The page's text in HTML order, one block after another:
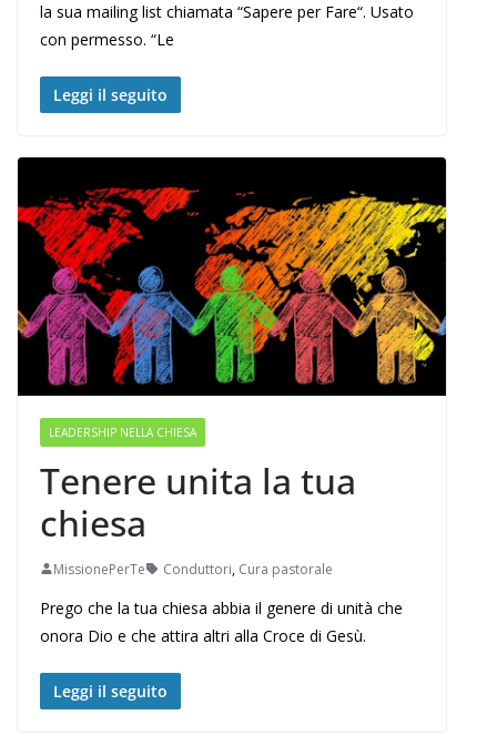
la sua mailing list chiamata “Sapere per Fare“. Usato
con permesso. “Le
Leggi il seguito
LEADERSHIP NELLA CHIESA
Tenere unita la tua
chiesa
MissionePerTe Conduttori, Cura pastorale
Prego che la tua chiesa abbia il genere di unità che
onora Dio e che attira altri alla Croce di Gesù.
Leggi il seguito